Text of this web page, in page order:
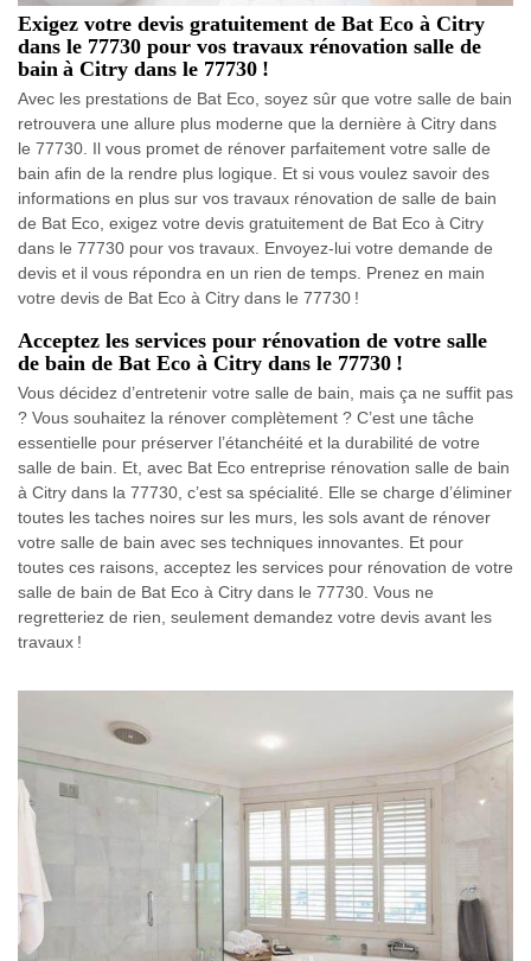
Exigez votre devis gratuitement de Bat Eco à Citry
dans le 77730 pour vos travaux rénovation salle de
bain à Citry dans le 77730 !
Avec les prestations de Bat Eco, soyez sûr que votre salle de bain
retrouvera une allure plus moderne que la dernière à Citry dans
le 77730. Il vous promet de rénover parfaitement votre salle de
bain afin de la rendre plus logique. Et si vous voulez savoir des
informations en plus sur vos travaux rénovation de salle de bain
de Bat Eco, exigez votre devis gratuitement de Bat Eco à Citry
dans le 77730 pour vos travaux. Envoyez-lui votre demande de
devis et il vous répondra en un rien de temps. Prenez en main
votre devis de Bat Eco à Citry dans le 77730 !
Acceptez les services pour rénovation de votre salle
de bain de Bat Eco à Citry dans le 77730 !
Vous décidez d’entretenir votre salle de bain, mais ça ne suffit pas
? Vous souhaitez la rénover complètement ? C’est une tâche
essentielle pour préserver l’étanchéité et la durabilité de votre
salle de bain. Et, avec Bat Eco entreprise rénovation salle de bain
à Citry dans la 77730, c’est sa spécialité. Elle se charge d’éliminer
toutes les taches noires sur les murs, les sols avant de rénover
votre salle de bain avec ses techniques innovantes. Et pour
toutes ces raisons, acceptez les services pour rénovation de votre
salle de bain de Bat Eco à Citry dans le 77730. Vous ne
regretteriez de rien, seulement demandez votre devis avant les
travaux !